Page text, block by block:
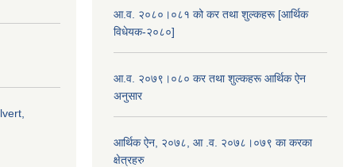
आ.व. २०८०।०८१ को कर तथा शुल्कहरू [आर्थिक
विधेयक-२०८०]
आ.व. २०७९।०८० कर तथा शुल्कहरू आर्थिक ऐन
अनुसार
आर्थिक ऐन, २०७८, आ .व. २०७८।०७९ का करका
क्षेत्रहरु